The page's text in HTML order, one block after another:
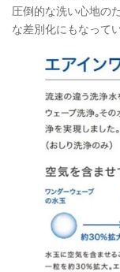
圧倒的な洗い心地の
な差別化にもなって